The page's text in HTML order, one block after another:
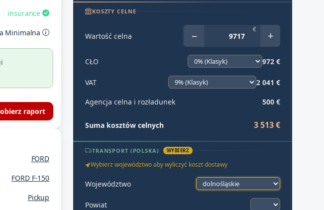
insurance
Minimalna
raport
FORD
FORD F-150
Pickup
KOSZTY CELNE
Wartość celna − € +
CŁO 972 €
VAT 2 041 €
Agencja celna i rozładunek 500 €
Suma kosztów celnych 3 513 €
TRANSPORT (POLSKA) WYBIERZ
Wybierz województwo aby wyliczyć koszt dostawy
Województwo
Powiat